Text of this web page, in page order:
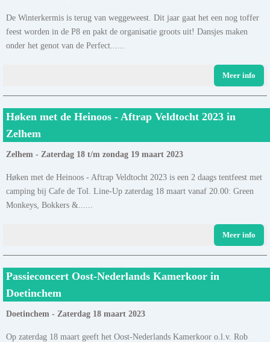
De Winterkermis is terug van weggeweest. Dit jaar gaat het een nog toffer
feest worden in de P8 en pakt de organisatie groots uit! Dansjes maken
onder het genot van de Perfect......
Meer info
Høken met de Heinoos - Aftrap Veldtocht 2023 in
Zelhem
Zelhem - Zaterdag 18 t/m zondag 19 maart 2023
Høken met de Heinoos - Aftrap Veldtocht 2023 is een 2 daags tentfeest met
camping bij Cafe de Tol. Line-Up zaterdag 18 maart vanaf 20.00: Green
Monkeys, Bokkers &......
Meer info
Passieconcert Oost-Nederlands Kamerkoor in
Doetinchem
Doetinchem - Zaterdag 18 maart 2023
Op zaterdag 18 maart geeft het Oost-Nederlands Kamerkoor o.l.v. Rob